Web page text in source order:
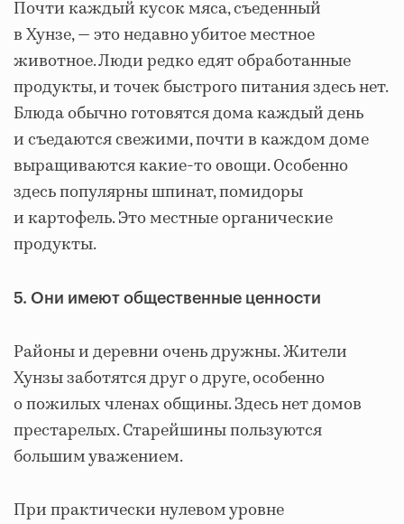
Почти каждый кусок мяса, съеденный
в Хунзе, — это недавно убитое местное
животное. Люди редко едят обработанные
продукты, и точек быстрого питания здесь нет.
Блюда обычно готовятся дома каждый день
и съедаются свежими, почти в каждом доме
выращиваются какие-то овощи. Особенно
здесь популярны шпинат, помидоры
и картофель. Это местные органические
продукты.
5. Они имеют общественные ценности
Районы и деревни очень дружны. Жители
Хунзы заботятся друг о друге, особенно
о пожилых членах общины. Здесь нет домов
престарелых. Старейшины пользуются
большим уважением.
При практически нулевом уровне